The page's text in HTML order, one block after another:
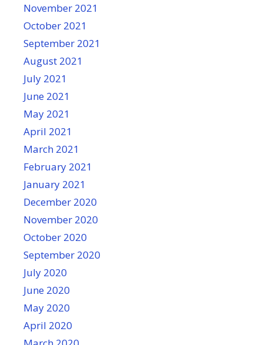
November 2021
October 2021
September 2021
August 2021
July 2021
June 2021
May 2021
April 2021
March 2021
February 2021
January 2021
December 2020
November 2020
October 2020
September 2020
July 2020
June 2020
May 2020
April 2020